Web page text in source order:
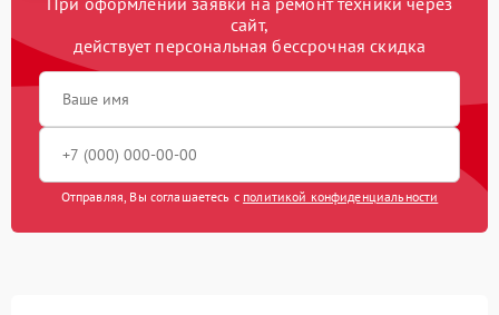
сайт,
действует персональная бессрочная скидка
Отправляя, Вы соглашаетесь с политикой конфиденциальности